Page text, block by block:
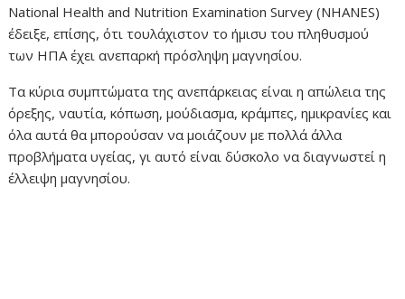
National Health and Nutrition Examination Survey (NHANES)
έδειξε, επίσης, ότι τουλάχιστον το ήμισυ του πληθυσμού
των ΗΠΑ έχει ανεπαρκή πρόσληψη μαγνησίου.
Τα κύρια συμπτώματα της ανεπάρκειας είναι η απώλεια της
όρεξης, ναυτία, κόπωση, μούδιασμα, κράμπες, ημικρανίες και
όλα αυτά θα μπορούσαν να μοιάζουν με πολλά άλλα
προβλήματα υγείας, γι αυτό είναι δύσκολο να διαγνωστεί η
έλλειψη μαγνησίου.